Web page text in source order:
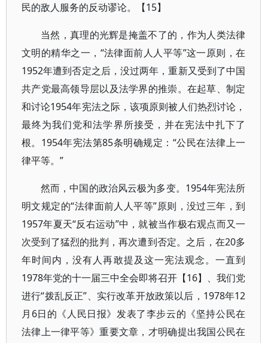
民的敌人服务的反动谬论。【15】
当然，真理的光辉是掩盖不了的，作为人类法律
文明的精华之一，“法律面前人人平等”这一原则，在
1952年遭到否定之后，没过两年，重新又受到了中国
共产党最高领导层以及法学界的推崇。在起草、制定
和讨论1954年宪法之际，该项原则被人们热烈讨论，
最终为我们党和法学界所接受，并在宪法中扎下了
根。1954年宪法第85条明确规定：“公民在法律上一
律平等。”
然而，中国的政治风云极为多变。1954年宪法所
明文规定的“法律面前人人平等”原则，没过三年，到
1957年夏天“反右运动”中，就被当作极右观点而又一
次受到了猛烈的批判，再次遭到否定。之后，在20多
年时间内，没有人再敢提及这一宪法观念。一直到
1978年党的十一届三中全会即将召开【16】、我们党
进行“拨乱反正”、实行改革开放政策以后，1978年12
月6日的《人民日报》发表了李步云的《坚持公民在
法律上一律平等》重要文章，才明确提出我国公民在